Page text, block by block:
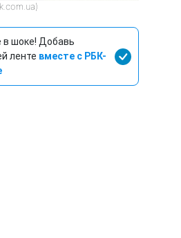
в шоке! Добавь
ленте вместе с РБК-